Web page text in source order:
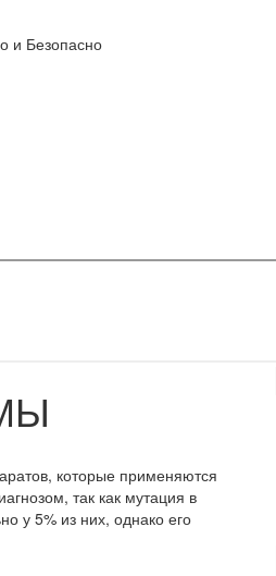
и Безопасно
которые применяются
так как мутация в
у 5% из них, однако его